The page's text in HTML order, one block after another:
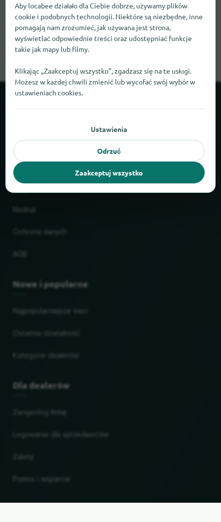
Przepraszamy, nie możemy teraz znaleźć digital print. Jeśli
wiesz, gdzie znaleźć digital print, będziemy wdzięczni, jeśli
dasz nam znać.
Partnerzy
Prawne
Ochrona danych
Nowe i popularne
Najpopularniejsze sieci
Dla dealerów
Zarejestruj firmę
Logowanie dla sprzedawców
Aby locabee działało dla Ciebie dobrze, używamy plików
cookie i podobnych technologii. Niektóre są niezbędne, inne
pomagają nam zrozumieć, jak używana jest strona,
wyświetlać odpowiednie treści oraz udostępniać funkcje
takie jak mapy lub filmy.
Klikając „Zaakceptuj wszystko”, zgadzasz się na te usługi.
Możesz w każdej chwili zmienić lub wycofać swój wybór w
ustawieniach cookies.
Ustawienia
Odrzuć
Zaakceptuj wszystko